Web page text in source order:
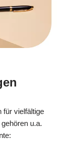
für vielfältige
u.a.